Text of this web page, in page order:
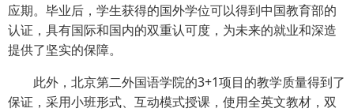
应期‌。毕业后，学生获得的国外学位可以得到中国教育部的
认证，具有国际和国内的双重认可度，为未来的就业和深造
提供了坚实的保障‌。
此外，北京第二外国语学院的3+1项目的教学质量得到了
保证，采用小班形式、互动模式授课，使用全英文教材，双